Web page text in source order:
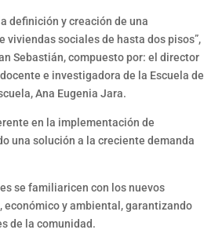
definición y creación de una
sociales de hasta dos pisos”,
Sebastián, compuesto por: el director
e investigadora de la Escuela de
Ana Eugenia Jara.
en la implementación de
una solución a la creciente demanda
se familiaricen con los nuevos
económico y ambiental, garantizando
de la comunidad.